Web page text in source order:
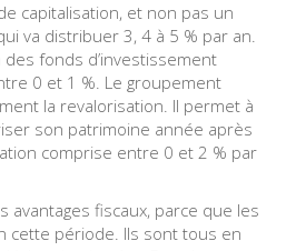
capitalisation, et non pas un
va distribuer 3, 4 à 5 % par an.
des fonds d’investissement
0 et 1 %. Le groupement
la revalorisation. Il permet à
son patrimoine année après
comprise entre 0 et 2 % par
avantages fiscaux, parce que les
cette période. Ils sont tous en